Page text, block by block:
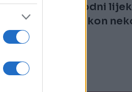
Uz OVAJ prirodni
će prestati nakon
Saznaj više